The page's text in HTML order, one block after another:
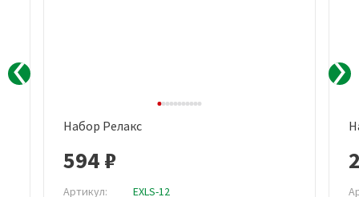
Набор Релакс
594 ₽
Артикул:
EXLS-12